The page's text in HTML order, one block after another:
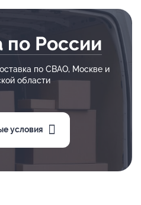
по России
по СВАО, Москве и
области
условия